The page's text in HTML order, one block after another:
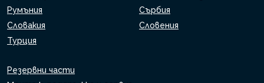
Румъния
Сърбия
Словакия
Словения
Турция
Резервни части